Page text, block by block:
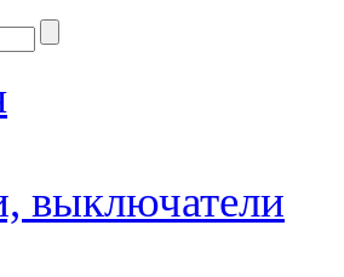
выключатели